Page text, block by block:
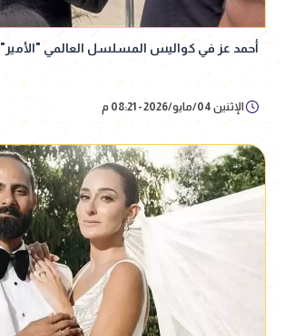
أحمد عز في كواليس المسلسل العالمي "الأمير"
الإثنين 04/مايو/2026 - 08:21 م